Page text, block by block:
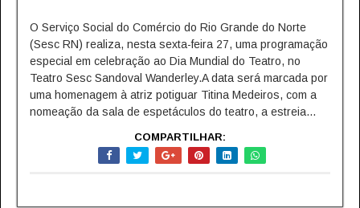
O Serviço Social do Comércio do Rio Grande do Norte
(Sesc RN) realiza, nesta sexta-feira 27, uma programação
especial em celebração ao Dia Mundial do Teatro, no
Teatro Sesc Sandoval Wanderley.A data será marcada por
uma homenagem à atriz potiguar Titina Medeiros, com a
nomeação da sala de espetáculos do teatro, a estreia...
COMPARTILHAR: